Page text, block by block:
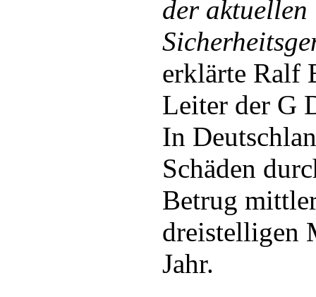
der
erklärte Ralf
Leiter der G
In
Schäden
Betrug
dreistelligen
Jahr.